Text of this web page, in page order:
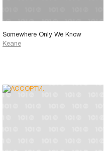
Somewhere Only We Know
Keane